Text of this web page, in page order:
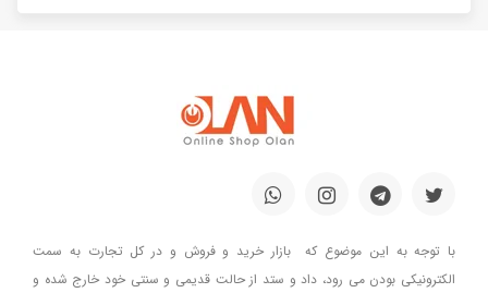
با توجه به این موضوع که بازار خرید و فروش و در کل تجارت به سمت
الکترونیکی بودن می رود، داد و ستد از حالت قدیمی و سنتی خود خارج شده و